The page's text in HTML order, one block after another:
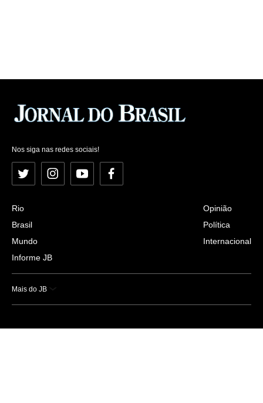
Nos siga nas redes sociais!
Twitter InstagramYouTubeFacebook
Rio
Brasil
Mundo
Informe JB
Opinião
Política
Internacional
Mais do JB
Esportes